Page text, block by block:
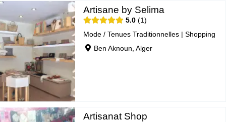
Artisane by Selima
5.0
1
Mode / Tenues Traditionnelles |Shopping
Ben Aknoun, Alger
Artisanat Shop